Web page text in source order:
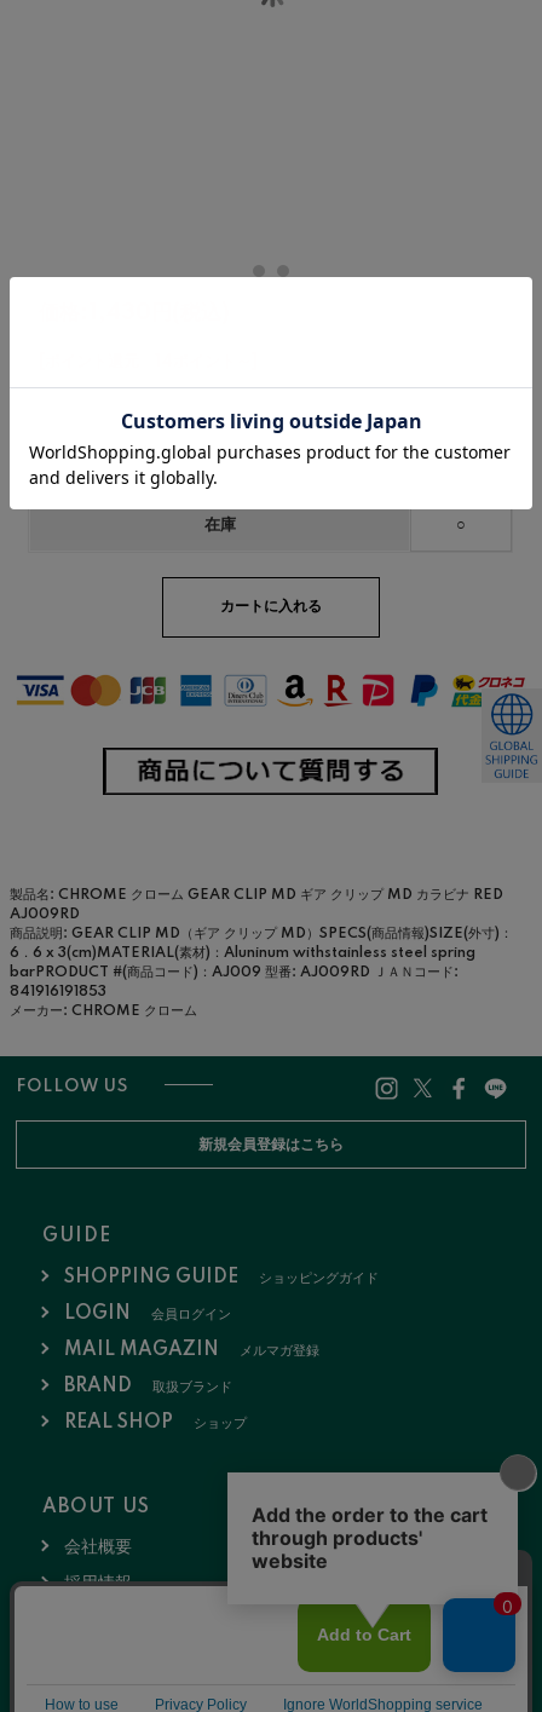
購入数： 点
在庫 ○
製品名: CHROME クローム GEAR CLIP MD ギア クリップ MD カラビナ RED
AJ009RD
商品説明: GEAR CLIP MD（ギア クリップ MD）SPECS(商品情報)SIZE(外寸)：
6．6 x 3(cm)MATERIAL(素材)：Aluninum withstainless steel spring
barPRODUCT #(商品コード)：AJ009 型番: AJ009RD ＪＡＮコード:
841916191853
メーカー: CHROME クローム
FOLLOW US
新規会員登録はこちら
GUIDE
SHOPPING GUIDE ショッピングガイド
LOGIN 会員ログイン
MAIL MAGAZIN メルマガ登録
BRAND 取扱ブランド
REAL SHOP ショップ
ABOUT US
会社概要
お問い合わせ
採用情報
2020 © NULL K.K.